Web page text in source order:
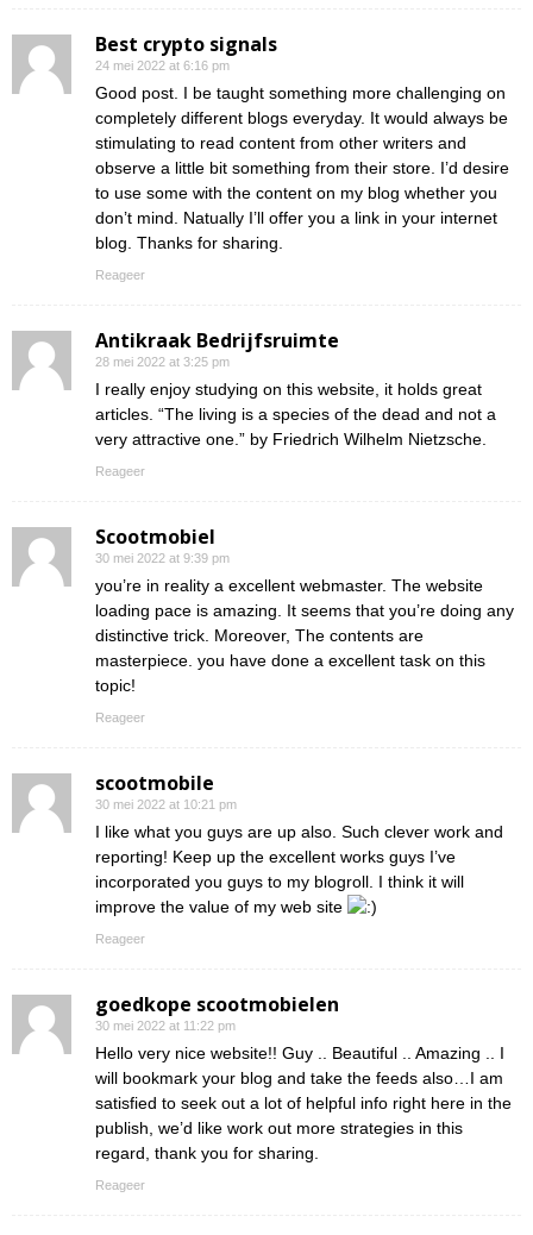
Best crypto signals
24 mei 2022 at 6:16 pm
Good post. I be taught something more challenging on
completely different blogs everyday. It would always be
stimulating to read content from other writers and
observe a little bit something from their store. I’d desire
to use some with the content on my blog whether you
don’t mind. Natually I’ll offer you a link in your internet
blog. Thanks for sharing.
Reageer
Antikraak Bedrijfsruimte
28 mei 2022 at 3:25 pm
I really enjoy studying on this website, it holds great
articles. “The living is a species of the dead and not a
very attractive one.” by Friedrich Wilhelm Nietzsche.
Reageer
Scootmobiel
30 mei 2022 at 9:39 pm
you’re in reality a excellent webmaster. The website
loading pace is amazing. It seems that you’re doing any
distinctive trick. Moreover, The contents are
masterpiece. you have done a excellent task on this
topic!
Reageer
scootmobile
30 mei 2022 at 10:21 pm
I like what you guys are up also. Such clever work and
reporting! Keep up the excellent works guys I’ve
incorporated you guys to my blogroll. I think it will
improve the value of my web site
Reageer
goedkope scootmobielen
30 mei 2022 at 11:22 pm
Hello very nice website!! Guy .. Beautiful .. Amazing .. I
will bookmark your blog and take the feeds also…I am
satisfied to seek out a lot of helpful info right here in the
publish, we’d like work out more strategies in this
regard, thank you for sharing.
Reageer